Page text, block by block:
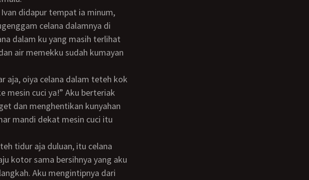
celana dalamnya di
dalam ku yang masih terlihat
air memekku sudah kumayan
mesin cuci ya!” Aku berteriak
dan menghentikan kunyahan
mandi dekat mesin cuci itu
kotor sama bersihnya yang aku
Aku mengintipnya dari